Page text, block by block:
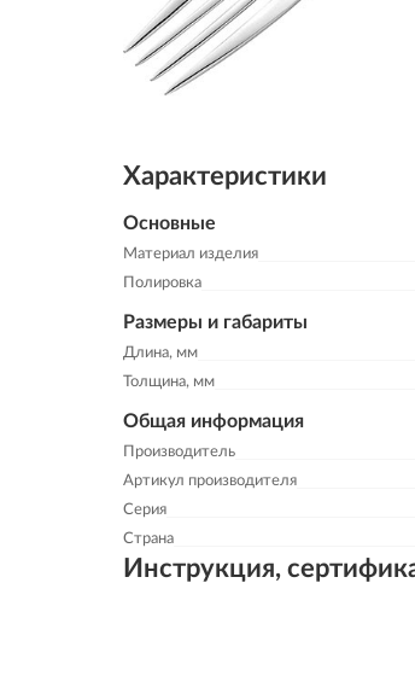
Характеристики
Основные
Материал изделия
Полировка
Размеры и габариты
Длина, мм
Толщина, мм
Общая информация
Производитель
Артикул производителя
Серия
Страна
Инструкция,